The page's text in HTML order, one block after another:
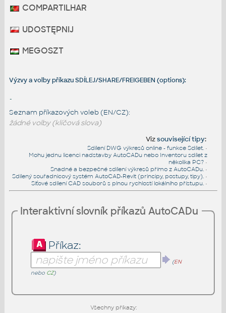
COMPARTILHAR
UDOSTĘPNIJ
MEGOSZT
Výzvy a volby příkazu SDÍLEJ/SHARE/FREIGEBEN (options):
-
Seznam příkazových voleb (EN/CZ):
žádné volby (klíčová slova)
Vizsouvisející tipy:
Sdílení DWG výkresů online - funkce Sdílet. •
Mohu jednu licenci nadstavby AutoCADu nebo Inventoru sdílet z
několika PC? •
Snadné a bezpečné sdílení výkresů přímo z AutoCADu. •
Sdílený souřadnicový systém AutoCAD-Revit (principy, postupy, tipy). •
Síťové sdílení CAD souborů s plnou rychlostí lokálního přístupu. •
Interaktivní slovník příkazů AutoCADu
Příkaz:
(EN
nebo CZ)
Všechny příkazy: